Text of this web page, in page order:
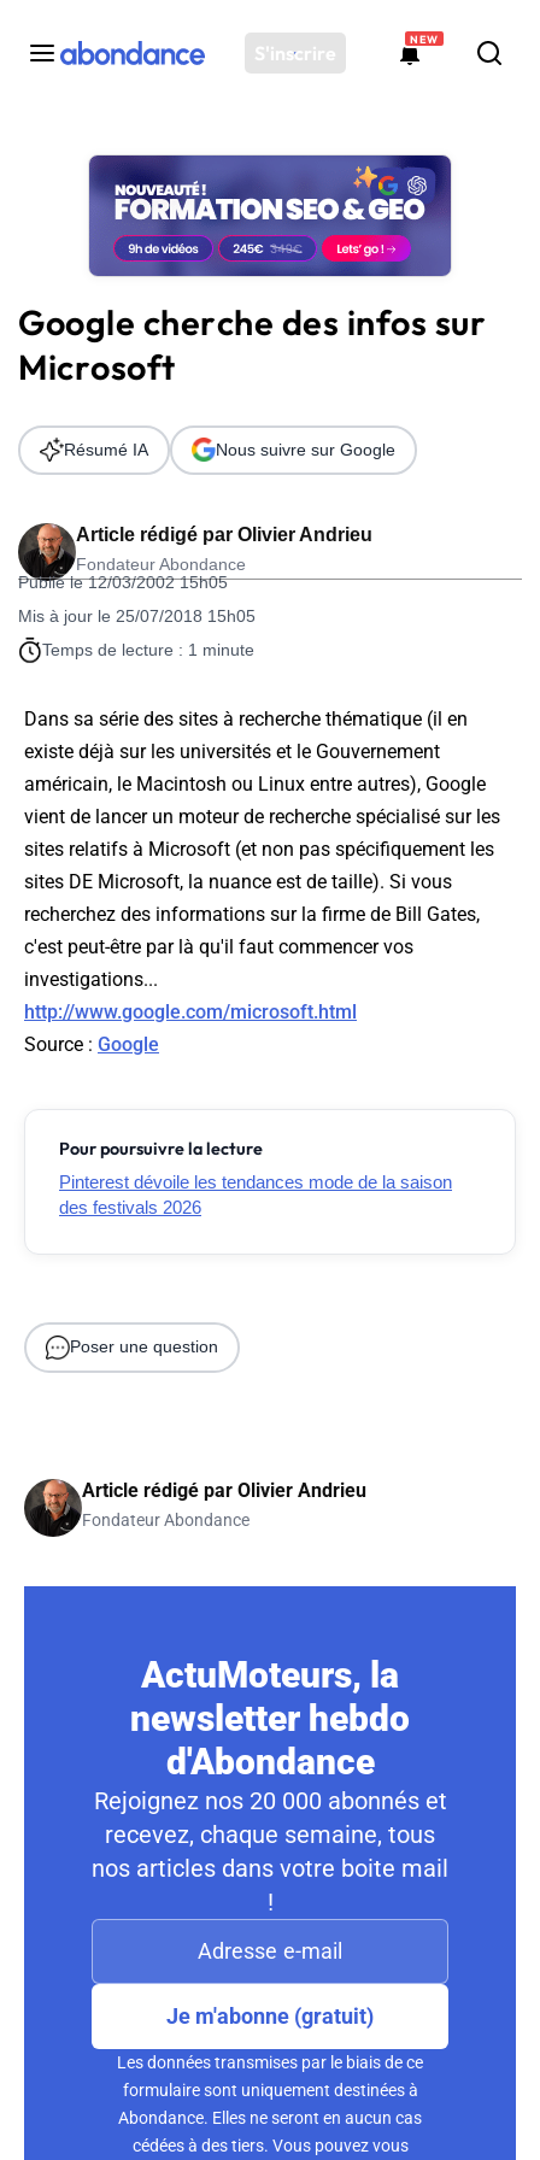
S'inscrire
NEW
Toutes les actus
Actus SEO
Plateforme
Solutions
Ressources
Audit SEO
Google cherche des infos sur
Microsoft
Article rédigé par Olivier Andrieu
Fondateur Abondance
Publié le 12/03/2002 15h05
Mis à jour le 25/07/2018 15h05
Temps de lecture : 1 minute
Résumé IA Nous suivre sur Google
Dans sa série des sites à recherche thématique (il en
existe déjà sur les universités et le Gouvernement
américain, le Macintosh ou Linux entre autres), Google
vient de lancer un moteur de recherche spécialisé sur les
sites relatifs à Microsoft (et non pas spécifiquement les
sites DE Microsoft, la nuance est de taille). Si vous
recherchez des informations sur la firme de Bill Gates,
c'est peut-être par là qu'il faut commencer vos
investigations...
http://www.google.com/microsoft.html
Source : Google
Pour poursuivre la lecture
Pinterest dévoile les tendances mode de la saison
des festivals 2026
Poser une question
Article rédigé par Olivier Andrieu
Fondateur Abondance
ActuMoteurs, la
newsletter hebdo
d'Abondance
Rejoignez nos 20 000 abonnés et
recevez, chaque semaine, tous
nos articles dans votre boite mail
!
Je m'abonne (gratuit)
Les données transmises par le biais de ce
formulaire sont uniquement destinées à
Abondance. Elles ne seront en aucun cas
cédées à des tiers. Vous pouvez vous